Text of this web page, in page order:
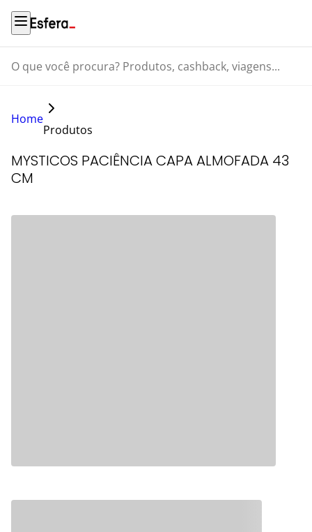
O que você procura? Produtos, cashback, viagens...
Home
Produtos
MYSTICOS PACIÊNCIA CAPA ALMOFADA 43
CM